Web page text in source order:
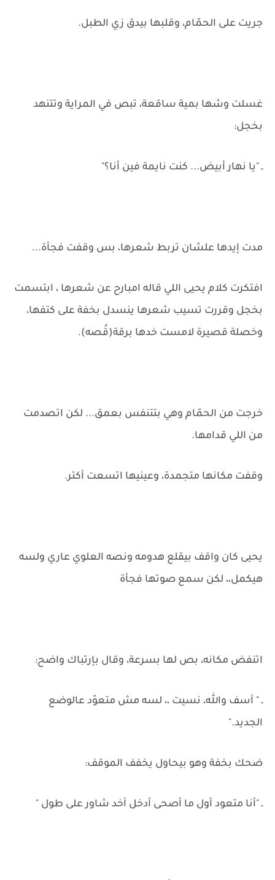
جريت على الحمّام، وقلبها بيدق زي الطبل.
غسلت وشها بمية ساقعة، تبص في المراية وتتنهد
بخجل:
ـ "يا نهار أبيض... كنت نايمة فين أنا؟"
مدت إيدها علشان تربط شعرها، بس وقفت فجأة...
افتكرت كلام يحيى اللي قاله امبارح عن شعرها ، ابتسمت
بخجل وقررت تسيب شعرها ينسدل بخفة على كتفها،
وخصلة قصيرة لامست خدها برقة(قُصه).
خرجت من الحمّام وهي بتتنفس بعمق... لكن اتصدمت
من اللي قدامها.
وقفت مكانها متجمدة، وعينيها اتسعت أكتر.
يحيى كان واقف بيقلع هدومه ونصه العلوي عاري ولسه
هيكمل،، لكن سمع صوتها فجأة
اتنفض مكانه، بص لها بسرعة، وقال بإرتباك واضح:
ـ " آسف والله، نسيت ،، لسه مش متعوّد عالوضع
الجديد."
ضحك بخفة وهو بيحاول يخفف الموقف:
ـ "أنا متعود أول ما أصحى أدخل آخد شاور على طول "